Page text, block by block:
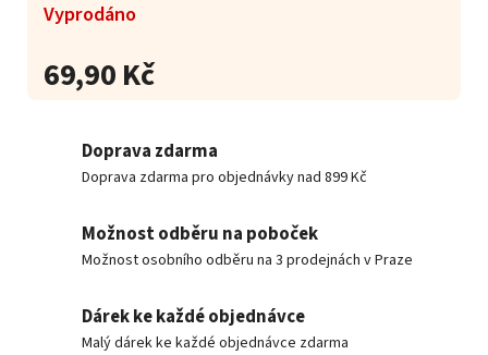
69,90 Kč
Vyprodáno
Doprava zdarma
Doprava zdarma pro objednávky nad 899 Kč
Možnost odběru na poboček
Možnost osobního odběru na 3 prodejnách v Praze
Dárek ke každé objednávce
Malý dárek ke každé objednávce zdarma